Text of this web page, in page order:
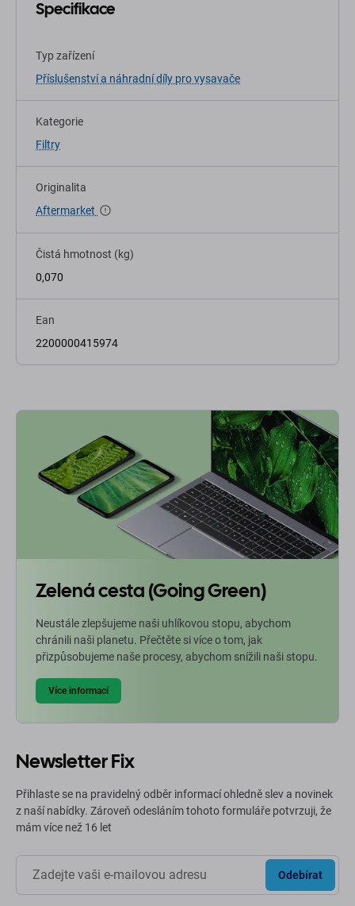
Specifikace
Typ zařízení
Příslušenství a náhradní díly pro vysavače
Kategorie
Filtry
Originalita
Aftermarket
Čistá hmotnost (kg)
0,070
Ean
2200000415974
Zelená cesta (Going Green)
Neustále zlepšujeme naši uhlíkovou stopu, abychom
chránili naši planetu. Přečtěte si více o tom, jak
přizpůsobujeme naše procesy, abychom snížili naši stopu.
Více informací
Newsletter Fix
Přihlaste se na pravidelný odběr informací ohledně slev a novinek
z naší nabídky. Zároveň odesláním tohoto formuláře potvrzuji, že
mám více než 16 let
Odebírat